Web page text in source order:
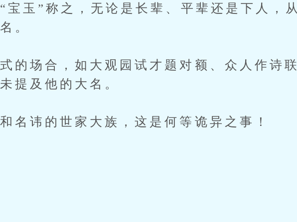
宝玉”称之，无论是长辈、平辈还是下人，从
。
的场合，如大观园试才题对额、众人作诗联
提及他的大名。
名讳的世家大族，这是何等诡异之事！